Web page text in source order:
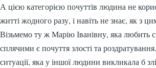
А цією категорією почуттів людина не
житті жодного разу, і навіть не знає, як з
Візьмемо ту ж Марію Іванівну, яка любить
сплячими є почуття злості та
ситуації, яка у іншої людини викликала б